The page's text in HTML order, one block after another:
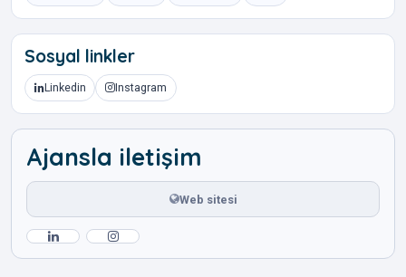
Sosyal linkler
Linkedin Instagram
Ajansla iletişim
Web sitesi